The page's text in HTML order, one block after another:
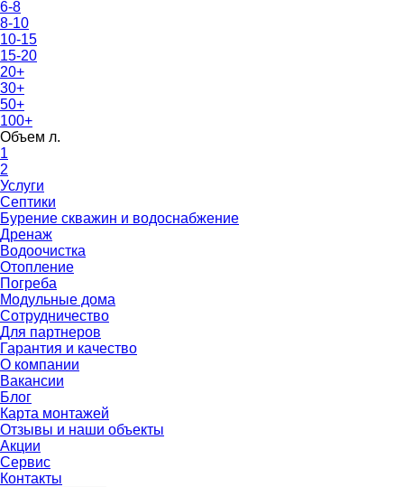
6-8
8-10
10-15
15-20
20+
30+
50+
100+
Объем л.
1
2
Услуги
Септики
Бурение скважин и водоснабжение
Дренаж
Водоочистка
Отопление
Погреба
Модульные дома
Сотрудничество
Для партнеров
Гарантия и качество
О компании
Вакансии
Блог
Карта монтажей
Отзывы и наши объекты
Акции
Сервис
Контакты